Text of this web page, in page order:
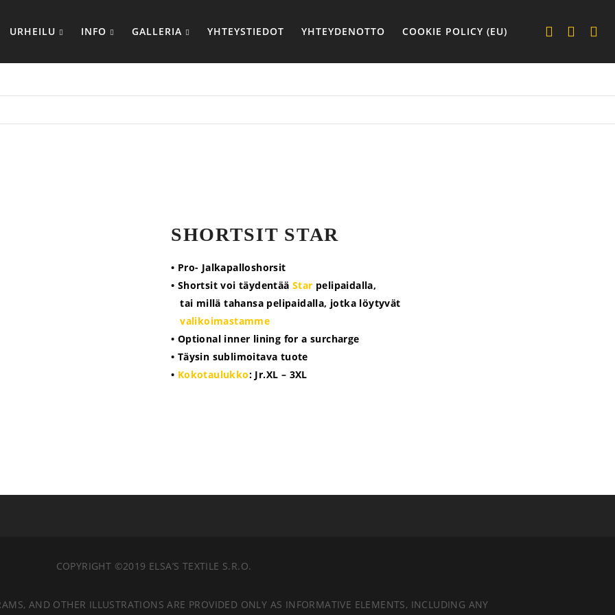
URHEILU INFO GALLERIA YHTEYSTIEDOT YHTEYDENOTTO COOKIE POLICY (EU)
SHORTSIT STAR
• Pro- Jalkapalloshorsit
• Shortsit voi täydentää Star pelipaidalla,
tai millä tahansa pelipaidalla, jotka löytyvät
valikoimastamme
• Optional inner lining for a surcharge
• Täysin sublimoitava tuote
• Kokotaulukko: Jr.XL – 3XL
COPYRIGHT ©2019 ELSA’S TEXTILE S.R.O.
AND OTHER ILLUSTRATIONS ARE PROVIDED ONLY AS INFORMATIVE ELEMENTS, INCLUDING ANY